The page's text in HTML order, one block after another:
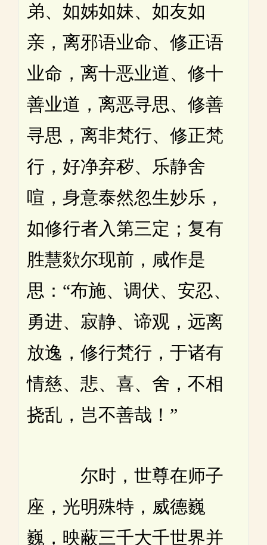
弟、如姊如妹、如友如
亲，离邪语业命、修正语
业命，离十恶业道、修十
善业道，离恶寻思、修善
寻思，离非梵行、修正梵
行，好净弃秽、乐静舍
喧，身意泰然忽生妙乐，
如修行者入第三定；复有
胜慧欻尔现前，咸作是
思：“布施、调伏、安忍、
勇进、寂静、谛观，远离
放逸，修行梵行，于诸有
情慈、悲、喜、舍，不相
挠乱，岂不善哉！”
尔时，世尊在师子
座，光明殊特，威德巍
巍，映蔽三千大千世界并